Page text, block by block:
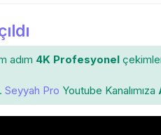
adım 4K Profesyonel
Seyyah Pro Youtube Kanalımıza